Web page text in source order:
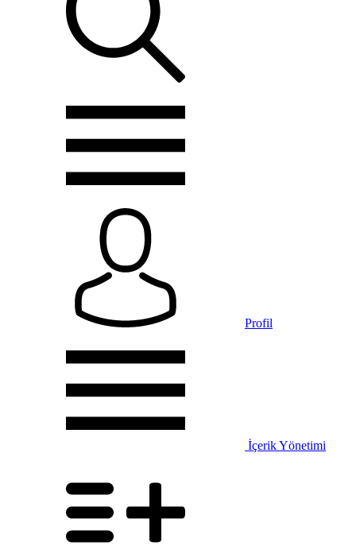
Profil
İçerik Yönetimi